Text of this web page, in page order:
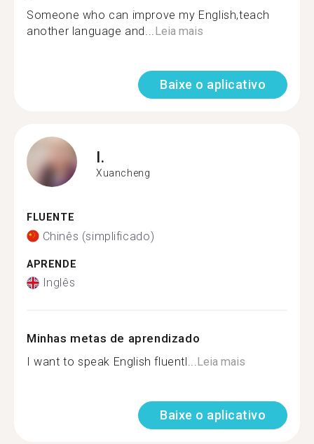
Someone who can improve my English,teach
another language and...Leia mais
Baixe o aplicativo
I.
Xuancheng
FLUENTE
Chinês (simplificado)
APRENDE
Inglês
Minhas metas de aprendizado
I want to speak English fluentl...Leia mais
Baixe o aplicativo